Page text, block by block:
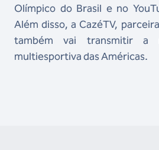
Olímpico do Brasil e no
Além disso, a CazéTV,
também vai transmitir a
multiesportiva das Américas.